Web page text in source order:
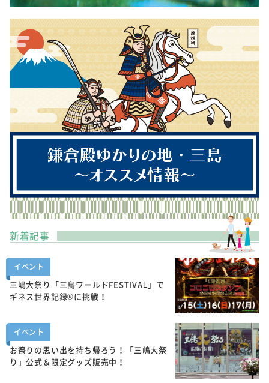
新着記事
イベント
三嶋大祭り「三島ワールドFESTIVAL」で
ギネス世界記録®に挑戦！
イベント
お祭りの思い出を持ち帰ろう！「三嶋大祭
り」公式＆限定グッズ販売中！